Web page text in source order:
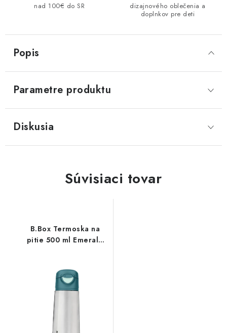
nad 100€ do SR
dizajnového oblečenia a
doplnkov pre deti
Popis
Parametre produktu
Diskusia
Súvisiaci tovar
B.Box Termoska na
pitie 500 ml Emerald